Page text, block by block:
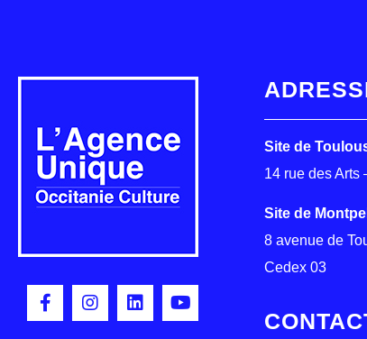
Site de
14 rue des Arts
Site de
8 avenue de
Cedex 03